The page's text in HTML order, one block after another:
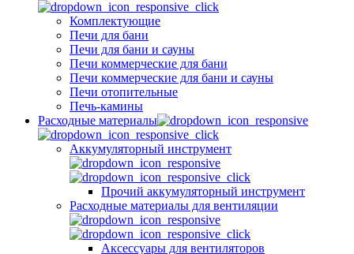
Комплектующие
Печи для бани
Печи для бани и сауны
Печи коммерческие для бани
Печи коммерческие для бани и сауны
Печи отопительные
Печь-камины
Расходные материалы
Аккумуляторный инструмент
Прочий аккумуляторный инструмент
Расходные материалы для вентиляции
Аксессуары для вентиляторов